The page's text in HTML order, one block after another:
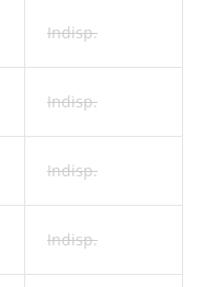
Indisp.
Indisp.
Indisp.
Indisp.